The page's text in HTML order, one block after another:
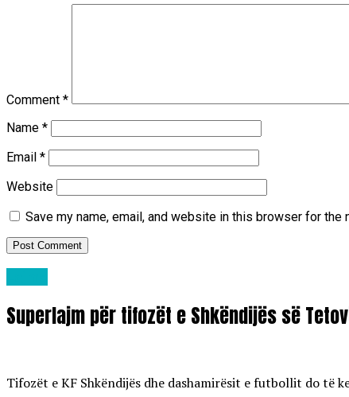
Comment *
Name *
Email *
Website
Save my name, email, and website in this browser for the
Superlajm për tifozët e Shkëndijës së
Tifozët e KF Shkëndijës dhe dashamirësit e futbollit do të